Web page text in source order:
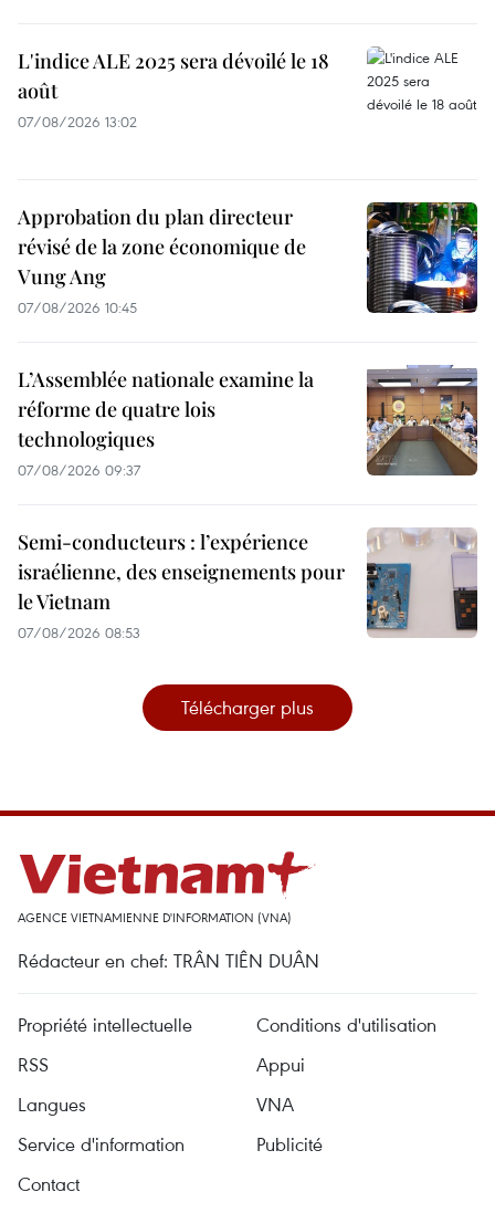
L'indice ALE 2025 sera dévoilé le 18
août
07/08/2026 13:02
Approbation du plan directeur
révisé de la zone économique de
Vung Ang
07/08/2026 10:45
L’Assemblée nationale examine la
réforme de quatre lois
technologiques
07/08/2026 09:37
Semi-conducteurs : l’expérience
israélienne, des enseignements pour
le Vietnam
07/08/2026 08:53
Télécharger plus
AGENCE VIETNAMIENNE D'INFORMATION (VNA)
Rédacteur en chef: TRÂN TIÊN DUÂN
Propriété intellectuelle
Conditions d'utilisation
RSS
Appui
Langues
VNA
Service d'information
Publicité
Contact